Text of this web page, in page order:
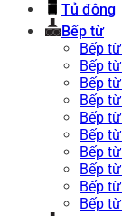
Tủ đông
Bếp từ
Bếp
Bếp
Bếp
Bếp
Bếp
Bếp
Bếp
Bếp
Bếp
Bếp